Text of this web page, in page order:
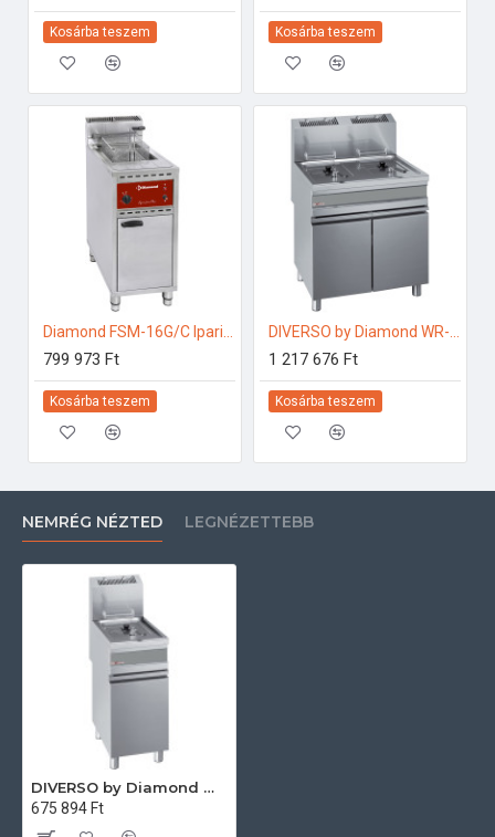
Kosárba teszem Kosárba teszem
799 973 Ft
Kosárba teszem
1 217 676 Ft
Kosárba teszem
NEMRÉG NÉZTED LEGNÉZETTEBB
DIVERSO by Diamond WR-GF15-G1 Ipari gázos fritőz
675 894 Ft